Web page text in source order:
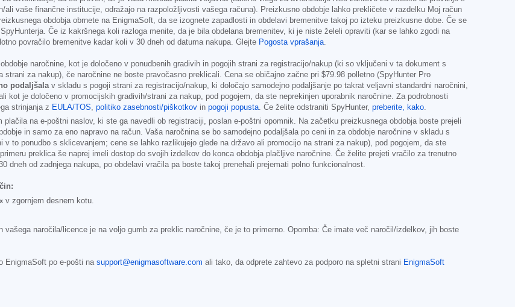
vaše finančne institucije, odražajo na razpoložljivosti vašega računa). Preizkusno obdobje lahko prekličete v razdelku Moj račun
obdobja obrnete na EnigmaSoft, da se izognete zapadlosti in obdelavi bremenitve takoj po izteku preizkusne dobe. Če se
Če iz kakršnega koli razloga menite, da je bila obdelana bremenitev, ki je niste želeli opraviti (kar se lahko zgodi na
povračilo bremenitve kadar koli v 30 dneh od datuma nakupa. Glejte Pogosta vprašanja
naročnine, kot je določeno v ponudbenih gradivih in pogojih strani za registracijo/nakup (ki so vključeni v ta dokument s
za nakup), če naročnine ne boste pravočasno preklicali. Cena se običajno začne pri $79.98 polletno (SpyHunter Pro
podaljšala v skladu s pogoji strani za registracijo/nakup, ki določajo samodejno podaljšanje po takrat veljavni standardni naročnini,
kot je določeno v promocijskih gradivih/strani za nakup, pod pogojem, da ste neprekinjen uporabnik naročnine. Za podrobnosti
strinjanja z EULA/TOS politiko zasebnosti/piškotkov in pogoji popusta . Če želite odstraniti SpyHunter, preberite, kako
na e-poštni naslov, ki ste ga navedli ob registraciji, poslan e-poštni opomnik. Na začetku preizkusnega obdobja boste prejeli
in samo za eno napravo na račun. Vaša naročnina se bo samodejno podaljšala po ceni in za obdobje naročnine v skladu s
to ponudbo s sklicevanjem; cene se lahko razlikujejo glede na državo ali promocijo na strani za nakup), pod pogojem, da ste
preklica še naprej imeli dostop do svojih izdelkov do konca obdobja plačljive naročnine. Če želite prejeti vračilo za trenutno
dneh od zadnjega nakupa, po obdelavi vračila pa boste takoj prenehali prejemati polno funkcionalnost.
v zgornjem desnem kotu.
vašega naročila/licence je na voljo gumb za preklic naročnine, če je to primerno. Opomba: Če imate več naročil/izdelkov, jih boste
EnigmaSoft po e-pošti na support@enigmasoftware.com ali tako, da odprete zahtevo za podporo na spletni strani EnigmaSoft